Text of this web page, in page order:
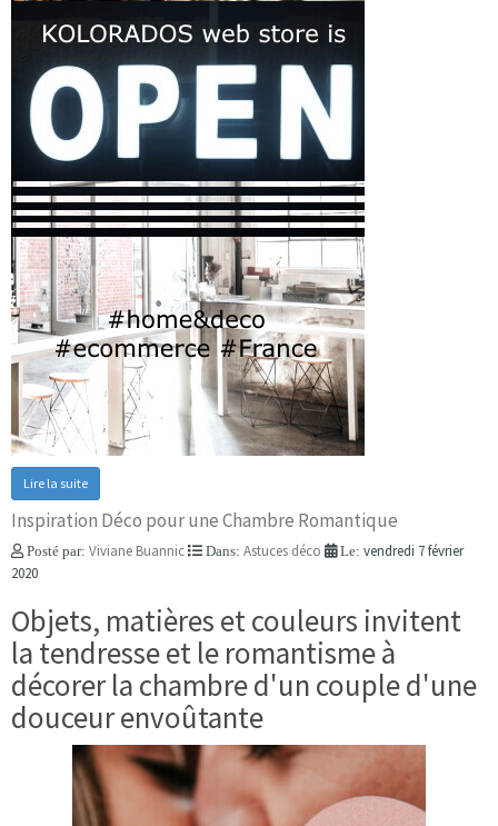
Lire la suite
Inspiration Déco pour une Chambre Romantique
Posté par: Viviane Buannic Dans: Astuces déco Le: vendredi 7 février
2020
Objets, matières et couleurs invitent
la tendresse et le romantisme à
décorer la chambre d'un couple d'une
douceur envoûtante